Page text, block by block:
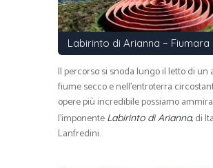
Labirinto di Arianna – Fiumara
Il percorso si snoda lungo il letto di un
fiume secco e nell’entroterra
opere più incredibile possiamo
l’imponente Labirinto di Arianna, di
Lanfredini.